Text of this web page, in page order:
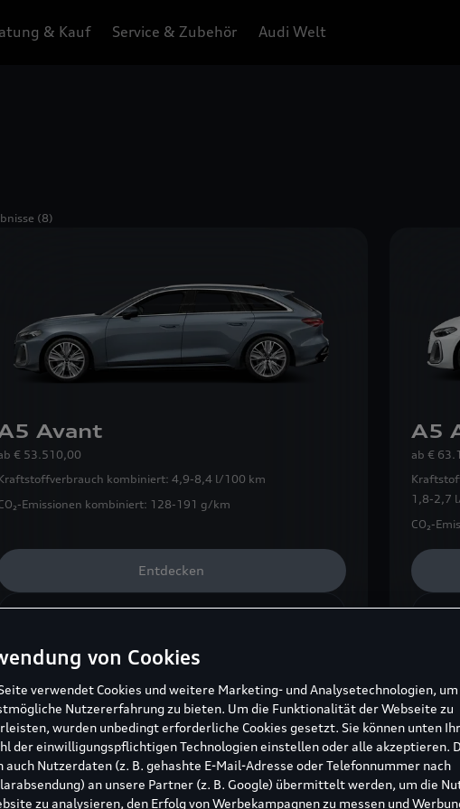
& Kauf Service & Zubehör Audi Welt
(8)
Avant
€ 53.510,00
kombiniert: 4,9-8,4 l/100 km
Emissionen kombiniert: 128-191 g/km
Entdecken
Konfigurieren
A5
ab €
1,8-2,7
CO₂-
von Cookies
verwendet Cookies und weitere Marketing- und Analysetechnologien,
Nutzererfahrung zu bieten. Um die Funktionalität der Webseite zu
wurden unbedingt erforderliche Cookies gesetzt. Sie können unten
der einwilligungspflichtigen Technologien einstellen oder alle akzeptieren.
auch Nutzerdaten (z. B. gehashte E-Mail-Adresse oder Telefonnummer nach
an unsere Partner (z. B. Google) übermittelt werden, um die
zu analysieren, den Erfolg von Werbekampagnen zu messen und